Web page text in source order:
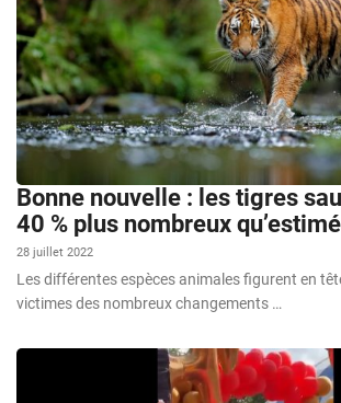
Bonne nouvelle : les tigres
40 % plus nombreux qu’estimé
28 juillet 2022
Les différentes espèces animales figurent en
victimes des nombreux changements …